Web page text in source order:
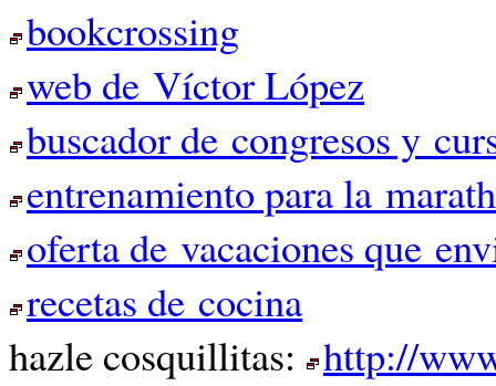
bookcrossing
web de Víctor López
buscador de congresos y
entrenamiento para la
oferta de vacaciones que
recetas de cocina
hazle cosquillitas: http://